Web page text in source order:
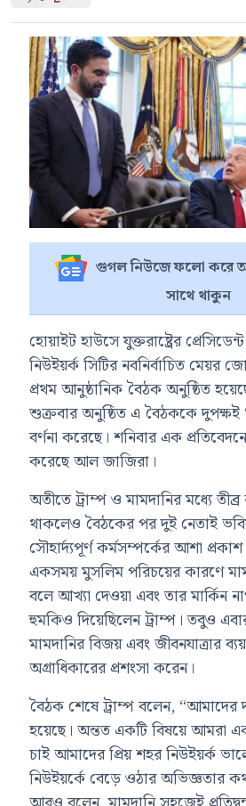
গুগল নিউজে ফলো করে
সাথে থাকুন
হোয়াইট হাউসে যুক্তরাষ্ট্রের
নিউইয়র্ক সিটির নবনির্বাচিত মেয়র
প্রথম আনুষ্ঠানিক বৈঠক অনুষ্ঠিত
শুক্রবার অনুষ্ঠিত এ বৈঠককে দুপক্ষই
বর্ণনা করেছে। শনিবার এক
করেছে আল জাজিরা।
অতীতে ট্রাম্প ও মামদানির মধ্যে
থাকলেও বৈঠকের পর দুই নেতাই
সৌহার্দ্যপূর্ণ কর্মসম্পর্কের আশা
একসময় মুসলিম পরিচয়ের কারণে
বলে আখ্যা দেওয়া এবং তার মার্কিন
হুমকিও দিয়েছিলেন ট্রাম্প। তবুও
মামদানির বিজয় এবং জীবনযাত্রার
অগ্রাধিকারের প্রশংসা করেন।
বৈঠক শেষে ট্রাম্প বলেন,
হয়েছে। অন্তত একটি বিষয়ে
চাই আমাদের প্রিয় শহর নিউইয়র্ক
নিউইয়র্কে বেড়ে ওঠার অভিজ্ঞতার